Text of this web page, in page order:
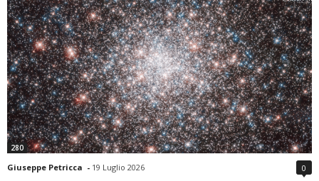
280
Giuseppe Petricca - 19 Luglio 2026 0